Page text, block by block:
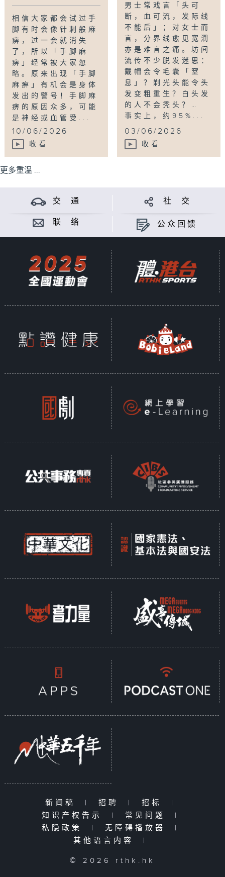
相信大家都会试过手
脚有时会像针刺般麻
痹，过一会就消失
了，所以「手脚麻
痹」经常被大家忽
略。原来出现「手脚
麻痹」有机会是身体
发出的警号！手脚麻
痹的原因众多，可能
是神经或血管受...
10/06/2026
收看
男士常戏言「头可
断，血可流，发际线
不能后」；对女士而
言，分界线愈见宽濶
亦是难言之痛。坊间
流传不少脱发迷思：
戴帽会令毛囊「窒
息」？剃光头能令头
发变粗重生？白头发
的人不会秃头？…
事实上，约95%...
03/06/2026
收看
更多重温 ...
交 通 社 交
联 络 公众回馈
新闻稿 | 招聘 | 招标
|
知识产权告示
| 常见问题
|
私隐政策
| 无障碍播放器
|
其他语言内容
|
© 2026 rthk.hk